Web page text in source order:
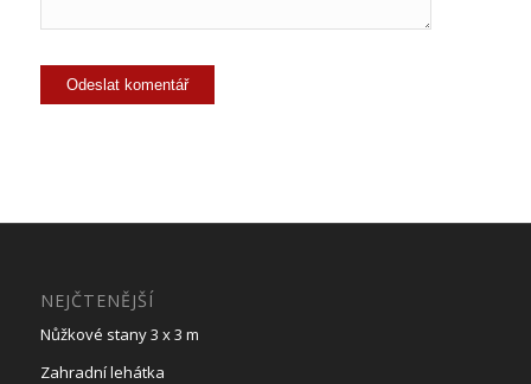
NEJČTENĚJŠÍ
Nůžkové stany 3 x 3 m
Zahradní lehátka